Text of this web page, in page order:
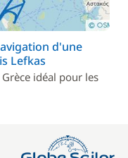
d'une
Lefkas
idéal pour les